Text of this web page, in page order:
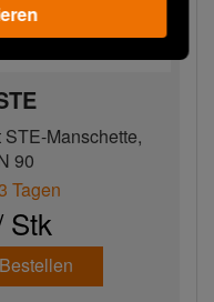
Manschette,
90
Tagen
Stk
Bestellen